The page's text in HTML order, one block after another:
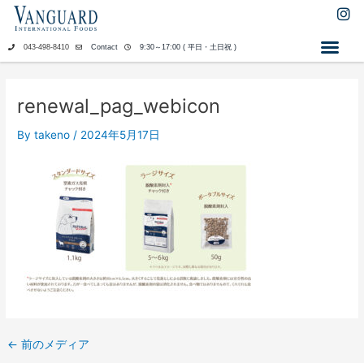
ス
I
043-498-8410 Contact 9:30～17:00 ( 平日・土日祝 )
renewal_pag_webicon
Bytakeno / 2024年5月17日
← 前のメディア